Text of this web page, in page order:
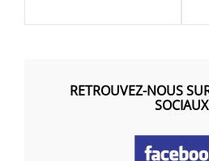
RETROUVEZ-NOUS
SOCIAUX